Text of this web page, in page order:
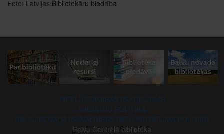
Foto: Latvijas Bibliotekāru biedrība
Balvu Centrālā bibliotēka